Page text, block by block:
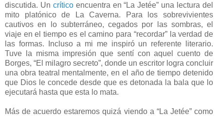
discutida. Un críticoencuentra en “La Jetée” una lectura del
mito platónico de La Caverna. Para los sobrevivientes
cautivos en lo subterráneo, cegados por las sombras, el
viaje en el tiempo es el camino para “recordar” la verdad de
las formas. Incluso a mi me inspiró un referente literario.
Tuve la misma impresión que sentí con aquel cuento de
Borges, “El milagro secreto”, donde un escritor logra concluir
una obra teatral mentalmente, en el año de tiempo detenido
que Dios le concede desde que es detonada la bala que lo
ejecutará hasta que esta lo mata.
Más de acuerdo estaremos quizá viendo a “La Jetée” como